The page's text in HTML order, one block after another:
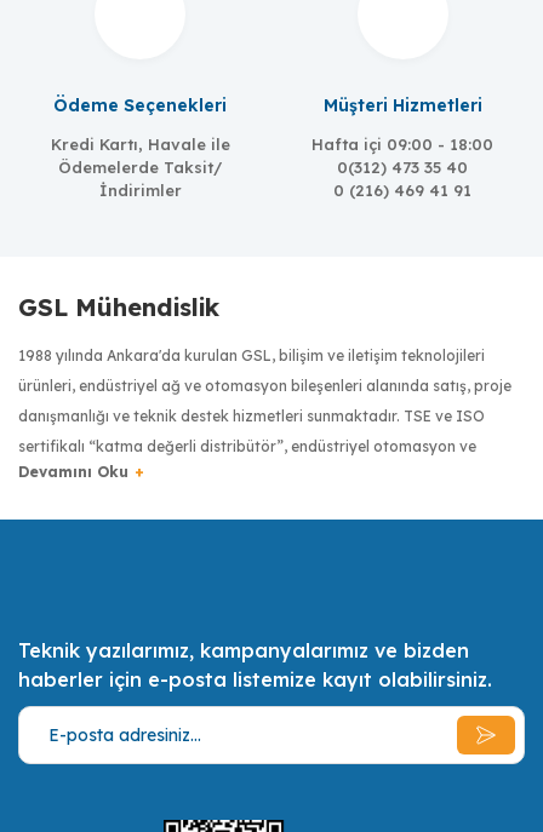
Ödeme Seçenekleri
Kredi Kartı, Havale ile
Ödemelerde Taksit/
İndirimler
Müşteri Hizmetleri
Hafta içi 09:00 - 18:00
0(312) 473 35 40
0 (216) 469 41 91
GSL Mühendislik
1988 yılında Ankara'da kurulan GSL, bilişim ve iletişim teknolojileri
ürünleri, endüstriyel ağ ve otomasyon bileşenleri alanında satış, proje
danışmanlığı ve teknik destek hizmetleri sunmaktadır. TSE ve ISO
sertifikalı “katma değerli distribütör”, endüstriyel otomasyon ve
haberleşme sektöründe dünyanın önde gelen üreticilerinin ürünlerini
Türkiye bilişim sektörünün ilk 500 bilişim şirketinden biri olan GSL,
uzman sertifikalı mühendis kadrosuyla müşterilerinin ihtiyaçlarını en iyi
şekilde tespit etmek, onlara bu ihtiyaçları doğrultusunda olabilecek en
ekonomik, en kaliteli ve en pratik çözümler ve alternatifler sunmak,
Teknik yazılarımız, kampanyalarımız ve bizden
haberler için e-posta listemize kayıt olabilirsiniz.